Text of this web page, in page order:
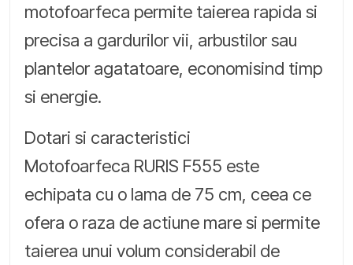
motofoarfeca permite taierea rapida si
precisa a gardurilor vii, arbustilor sau
plantelor agatatoare, economisind timp
si energie.
Dotari si caracteristici
Motofoarfeca RURIS F555 este
echipata cu o lama de 75 cm, ceea ce
ofera o raza de actiune mare si permite
taierea unui volum considerabil de